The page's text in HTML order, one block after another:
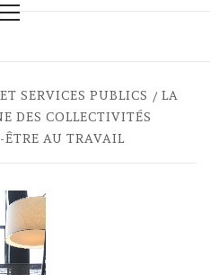
SERVICES PUBLICS
LA
DES COLLECTIVITÉS
ÊTRE AU TRAVAIL